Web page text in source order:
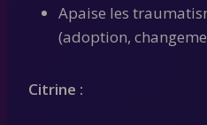
Apaise les
(adoption,
Citrine :